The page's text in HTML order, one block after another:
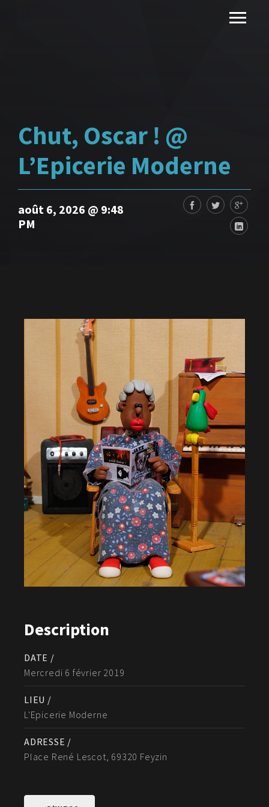
Chut, Oscar ! @
L’Epicerie Moderne
août 6, 2026 @ 9:48
PM
Description
DATE /
Mercredi 6 février 2019
LIEU /
L'Epicerie Moderne
ADRESSE /
Place René Lescot, 69320 Feyzin